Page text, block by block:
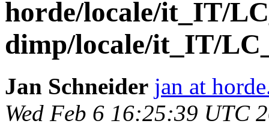
horde/locale/it_IT/
dimp/locale/it_IT/
Jan Schneider jan at
Wed Feb 6 16:25:39 UTC